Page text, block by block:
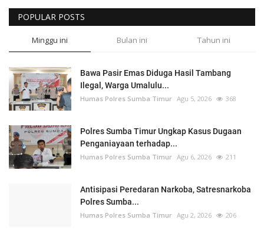
POPULAR POSTS
Minggu ini Bulan ini Tahun ini
Bawa Pasir Emas Diduga Hasil Tambang
Ilegal, Warga Umalulu...
Humas Polres Sumba Timur Agu 5, 2026 368
Polres Sumba Timur Ungkap Kasus Dugaan
Penganiayaan terhadap...
Humas Polres Sumba Timur Agu 6, 2026 211
Antisipasi Peredaran Narkoba, Satresnarkoba
Polres Sumba...
Humas Polres Sumba Timur Agu 2, 2026 206